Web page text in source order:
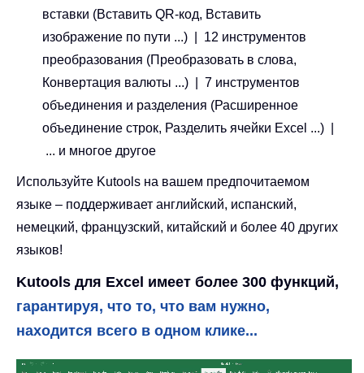
вставки (Вставить QR-код, Вставить
изображение по пути ...) | 12 инструментов
преобразования (Преобразовать в слова,
Конвертация валюты ...) | 7 инструментов
объединения и разделения (Расширенное
объединение строк, Разделить ячейки Excel ...) |
... и многое другое
Используйте Kutools на вашем предпочитаемом
языке – поддерживает английский, испанский,
немецкий, французский, китайский и более 40 других
языков!
Kutools для Excel имеет более 300 функций,
гарантируя, что то, что вам нужно,
находится всего в одном клике...